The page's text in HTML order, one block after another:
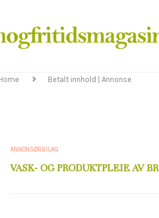
Betalt innhold | Annonse
ANNONSØRBILAG
VASK- OG PRODUKTPLEIE AV